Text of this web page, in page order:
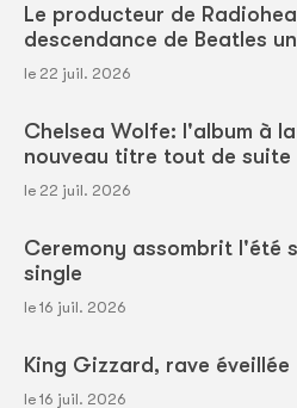
Le producteur de
descendance de Beatles
le 22 juil. 2026
Chelsea Wolfe: l'album à
nouveau titre tout de suite
le 22 juil. 2026
Ceremony assombrit l'été
single
le 16 juil. 2026
King Gizzard, rave éveillée
le 16 juil. 2026